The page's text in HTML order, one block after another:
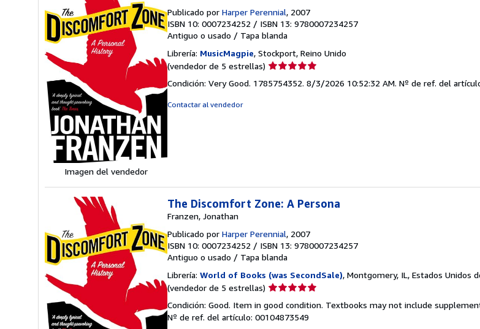
Imagen del vendedor
Publicado por Harper Perennial, 2007
ISBN 10: 0007234252 / ISBN 13: 9780007234257
Antiguo o usado / Tapa blanda
Librería: MusicMagpie, Stockport, Reino Unido
(vendedor de 5 estrellas) Calificación
vendedor:
Condición: Very Good. 1785754352. 8/3/2026 10:52:32 AM. Nº de ref. del
Contactar al vendedor
The Discomfort Zone: A Persona
Franzen, Jonathan
Publicado por Harper Perennial, 2007
ISBN 10: 0007234252 / ISBN 13: 9780007234257
Antiguo o usado / Tapa blanda
Librería: World of Books (was SecondSale), Montgomery, IL, Estados Unidos
(vendedor de 5 estrellas) Calificación
vendedor:
5
Condición: Good. Item in good condition. Textbooks may not include
Nº de ref. del artículo: 00104873549